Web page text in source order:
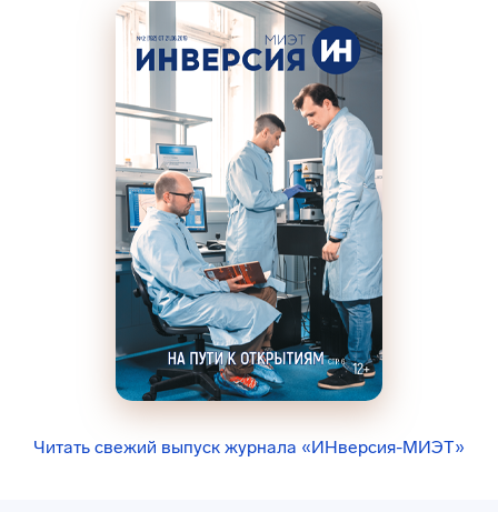
Читать свежий выпуск журнала «ИНверсия-МИЭТ»